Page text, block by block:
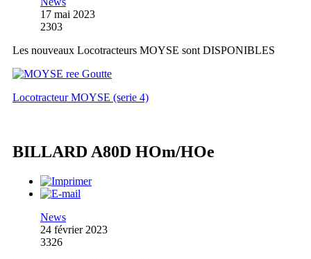
17 mai 2023
2303
Les nouveaux Locotracteurs MOYSE sont DISPONIBLES
Locotracteur MOYSE (serie 4)
BILLARD A80D HOm/HOe
News
24 février 2023
3326